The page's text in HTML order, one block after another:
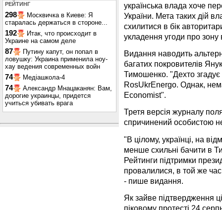
РЕЙТИНГ
298
Москвичка в Киеве: Я
старалась держаться в стороне...
192
Итак, что происходит в
Украине на самом деле
87
Путину капут, он попал в
ловушку: Украина применила ноу-
хау ведения современных войн
74 Медіашкола-4
74
Александр Мнацаканян: Вам,
дорогие украинцы, придется
учиться убивать врага
українська влада хоче
України. Мета таких дій
схилитися в бік
укладення угоди про зону
Видання наводить
багатих покровителів
Тимошенко. "Дехто згадує
RosUkrEnergo. Однак,
Economist".
Третя версія журналу
спричинений особистою
"В цілому, українці, на
менше схильні бачити в
Рейтинги підтримки
провалилися, в той же
- пише видання.
Як зайве підтвердження
піковому протесті 24